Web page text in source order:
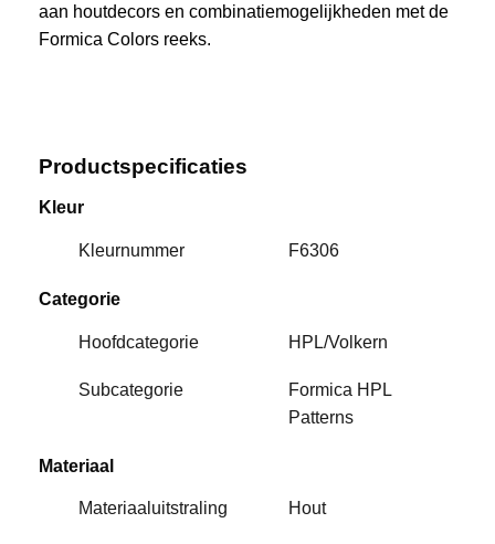
aan houtdecors en combinatiemogelijkheden met de
Formica Colors reeks.
Productspecificaties
Kleur
Kleurnummer F6306
Categorie
Hoofdcategorie HPL/Volkern
Subcategorie
Formica HPL
Patterns
Materiaal
Materiaaluitstraling Hout